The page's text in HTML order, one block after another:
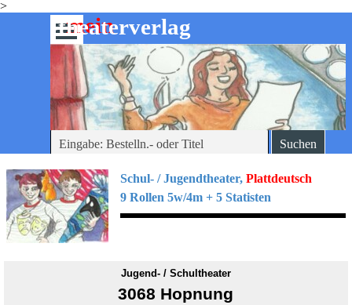
>
Direkt zum Seiteninhalt
-theaterverlag
mein
Menü überspringen
Suchen
Schul- / Jugendtheater, Plattdeutsch
9 Rollen 5w/4m + 5 Statisten
Jugend- / Schultheater
3068 Hopnung